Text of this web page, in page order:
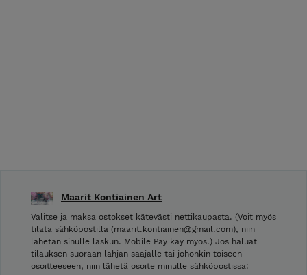
Maarit Kontiainen Art
Valitse ja maksa ostokset kätevästi nettikaupasta. (Voit myös
tilata sähköpostilla (maarit.kontiainen@gmail.com), niin
lähetän sinulle laskun. Mobile Pay käy myös.) Jos haluat
tilauksen suoraan lahjan saajalle tai johonkin toiseen
osoitteeseen, niin lähetä osoite minulle sähköpostissa: